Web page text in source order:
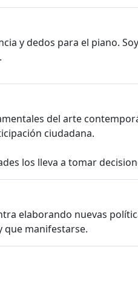
y dedos para el piano.
del arte
ciudadana.
los lleva a tomar
elaborando nuevas
que manifestarse.